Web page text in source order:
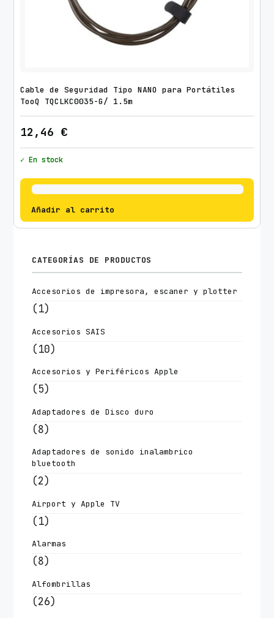
Cable de Seguridad Tipo NANO para Portátiles
TooQ TQCLKC0035-G/ 1.5m
12,46 €
✓ En stock
Añadir al carrito
CATEGORÍAS DE PRODUCTOS
Accesorios de impresora, escaner y plotter
(1)
Accesorios SAIS
(10)
Accesorios y Periféricos Apple
(5)
Adaptadores de Disco duro
(8)
Adaptadores de sonido inalambrico
bluetooth
(2)
Airport y Apple TV
(1)
Alarmas
(8)
Alfombrillas
(26)